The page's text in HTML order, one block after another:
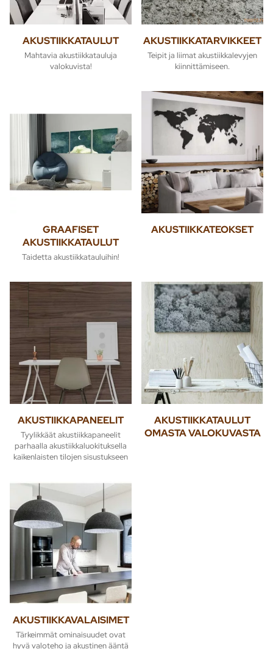
AKUSTIIKKATAULUT
Mahtavia akustiikkatauluja
valokuvista!
AKUSTIIKKATARVIKKEET
Teipit ja liimat akustiikkalevyjen
kiinnittämiseen.
GRAAFISET
AKUSTIIKKATAULUT
Taidetta akustiikkatauluihin!
AKUSTIIKKATEOKSET
AKUSTIIKKAPANEELIT
Tyylikkäät akustiikkapaneelit
parhaalla akustiikkaluokituksella
kaikenlaisten tilojen sisustukseen
AKUSTIIKKATAULUT
OMASTA VALOKUVASTA
AKUSTIIKKAVALAISIMET
Tärkeimmät ominaisuudet ovat
hyvä valoteho ja akustinen ääntä